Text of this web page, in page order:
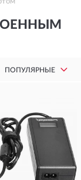
ПОПУЛЯРНЫЕ